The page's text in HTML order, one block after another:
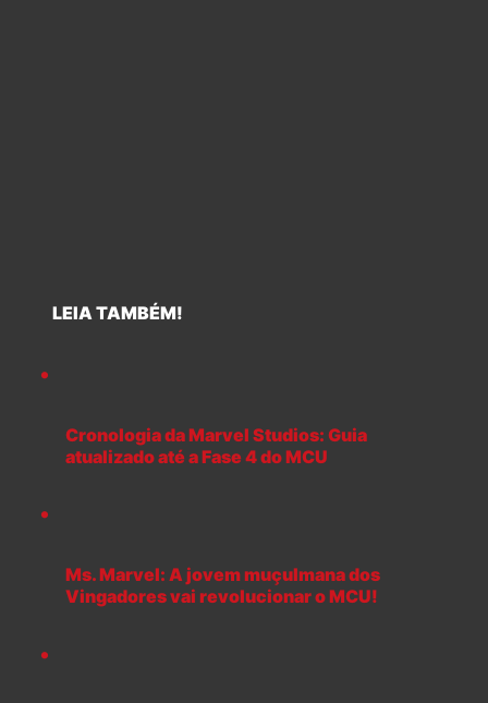
LEIA TAMBÉM!
Cronologia da Marvel Studios: Guia
atualizado até a Fase 4 do MCU
Ms. Marvel: A jovem muçulmana dos
Vingadores vai revolucionar o MCU!